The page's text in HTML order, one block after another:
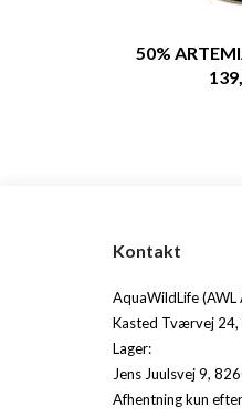
50%
Kontakt
AquaWildLife (AWL
Kasted Tværvej 24,
Lager:
Jens Juulsvej 9,
Afhentning kun